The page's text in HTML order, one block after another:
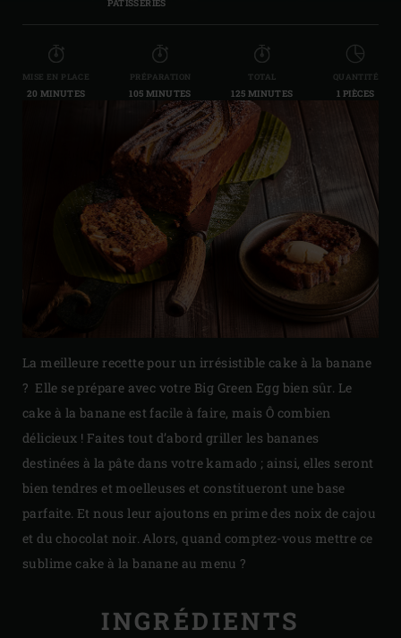
PÂTISSERIES
MISE EN PLACE
20 MINUTES
PRÉPARATION
105 MINUTES
TOTAL
125 MINUTES
QUANTITÉ
1 PIÈCES
La meilleure recette pour un irrésistible cake à la banane
? Elle se prépare avec votre Big Green Egg bien sûr. Le
cake à la banane est facile à faire, mais Ô combien
délicieux ! Faites tout d’abord griller les bananes
destinées à la pâte dans votre kamado ; ainsi, elles seront
bien tendres et moelleuses et constitueront une base
parfaite. Et nous leur ajoutons en prime des noix de cajou
et du chocolat noir. Alors, quand comptez-vous mettre ce
sublime cake à la banane au menu ?
INGRÉDIENTS